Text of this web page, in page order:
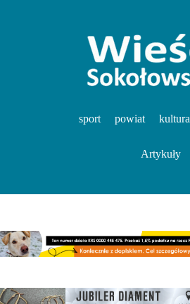
sport powiat kultura
Artykuły